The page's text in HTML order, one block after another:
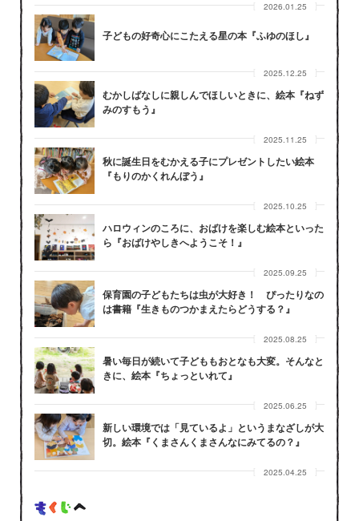
2026.01.25
子どもの好奇心にこたえる星の本『ふゆのほし』
2025.12.25
むかしばなしに親しんでほしいときに、絵本『ねず
みのすもう』
2025.11.25
秋に誕生日をむかえる子にプレゼントしたい絵本
『もりのかくれんぼう』
2025.10.25
ハロウィンのころに、おばけを楽しむ絵本といった
ら『おばけやしきへようこそ！』
2025.09.25
保育園の子どもたちは虫が大好き！ ぴったりなの
は書籍『生きものつかまえたらどうする？』
2025.08.25
暑い毎日が続いて子どももおとなも大変。そんなと
きに、絵本『ちょっといれて』
2025.06.25
新しい環境では「見ているよ」というまなざしが大
切。絵本『くまさんくまさんなにみてるの？』
2025.04.25